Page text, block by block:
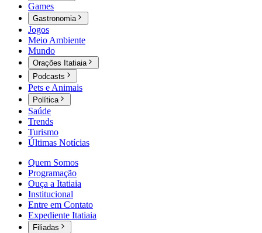
Games
Gastronomia
Jogos
Meio Ambiente
Mundo
Orações Itatiaia
Podcasts
Pets e Animais
Política
Saúde
Trends
Turismo
Últimas Notícias
Quem Somos
Programação
Ouça a Itatiaia
Institucional
Entre em Contato
Expediente Itatiaia
Filiadas